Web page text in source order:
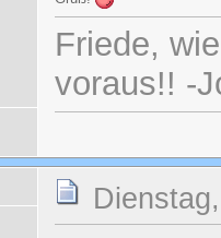
Friede,
voraus!! -